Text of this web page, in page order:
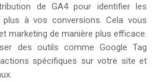
de GA4 pour identifier les
à vos conversions. Cela vous
marketing de manière plus efficace.
des outils comme Google Tag
spécifiques sur votre site et